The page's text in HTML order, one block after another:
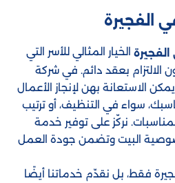
الفجيرة
الخيار المثالي للأسر التي
الالتزام بعقد دائم. في شركة
الاستعانة بهن لإنجاز الأعمال
سواء في التنظيف، أو ترتيب
نركّز على توفير خدمة
البيت وتضمن جودة العمل
فقط، بل نقدّم خدماتنا أيضًا